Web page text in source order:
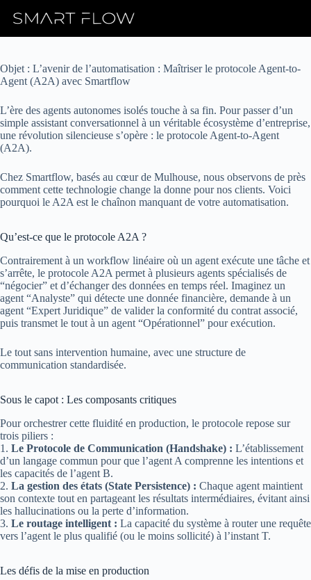
Objet : L’avenir de l’automatisation : Maîtriser le protocole Agent-to-
Agent (A2A) avec Smartflow
L’ère des agents autonomes isolés touche à sa fin. Pour passer d’un
simple assistant conversationnel à un véritable écosystème d’entreprise,
une révolution silencieuse s’opère : le protocole Agent-to-Agent
(A2A).
Chez Smartflow, basés au cœur de Mulhouse, nous observons de près
comment cette technologie change la donne pour nos clients. Voici
pourquoi le A2A est le chaînon manquant de votre automatisation.
Qu’est-ce que le protocole A2A ?
Contrairement à un workflow linéaire où un agent exécute une tâche et
s’arrête, le protocole A2A permet à plusieurs agents spécialisés de
“négocier” et d’échanger des données en temps réel. Imaginez un
agent “Analyste” qui détecte une donnée financière, demande à un
agent “Expert Juridique” de valider la conformité du contrat associé,
puis transmet le tout à un agent “Opérationnel” pour exécution.
Le tout sans intervention humaine, avec une structure de
communication standardisée.
Sous le capot : Les composants critiques
Pour orchestrer cette fluidité en production, le protocole repose sur
trois piliers :
1. Le Protocole de Communication (Handshake) : L’établissement
d’un langage commun pour que l’agent A comprenne les intentions et
les capacités de l’agent B.
2. La gestion des états (State Persistence) : Chaque agent maintient
son contexte tout en partageant les résultats intermédiaires, évitant ainsi
les hallucinations ou la perte d’information.
3. Le routage intelligent : La capacité du système à router une requête
vers l’agent le plus qualifié (ou le moins sollicité) à l’instant T.
Les défis de la mise en production